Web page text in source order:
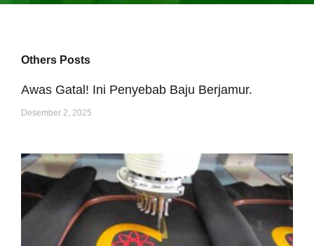
Others Posts
Awas Gatal! Ini Penyebab Baju Berjamur.
Desember 2, 2025